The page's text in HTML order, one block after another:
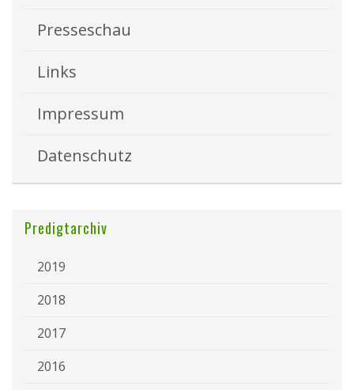
Presseschau
Links
Impressum
Datenschutz
Predigtarchiv
2019
2018
2017
2016